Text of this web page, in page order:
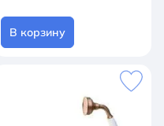
В корзину